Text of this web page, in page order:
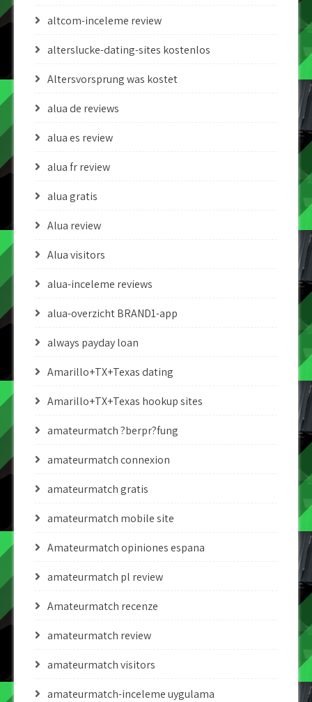
altcom-inceleme review
alterslucke-dating-sites kostenlos
Altersvorsprung was kostet
alua de reviews
alua es review
alua fr review
alua gratis
Alua review
Alua visitors
alua-inceleme reviews
alua-overzicht BRAND1-app
always payday loan
Amarillo+TX+Texas dating
Amarillo+TX+Texas hookup sites
amateurmatch ?berpr?fung
amateurmatch connexion
amateurmatch gratis
amateurmatch mobile site
Amateurmatch opiniones espana
amateurmatch pl review
Amateurmatch recenze
amateurmatch review
amateurmatch visitors
amateurmatch-inceleme uygulama